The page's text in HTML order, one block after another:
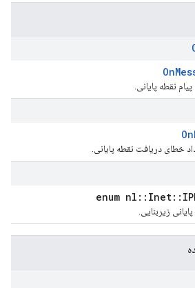
نقطه پایانی.
خطای دریافت نقطه پایانی.
enum
زیربنایی.